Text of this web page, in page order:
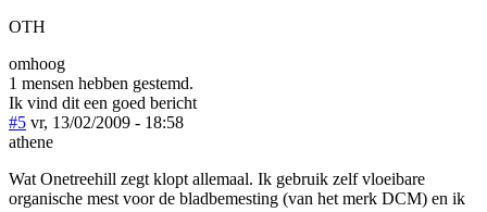
OTH
omhoog
1 mensen hebben gestemd.
Ik vind dit een goed bericht
#5 vr, 13/02/2009 - 18:58
athene
Wat Onetreehill zegt klopt allemaal. Ik gebruik zelf vloeibare
organische mest voor de bladbemesting (van het merk DCM) en ik